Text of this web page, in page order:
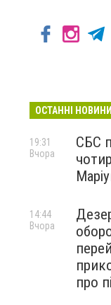
ОСТАННІ НОВИНИ
СБС
19:31
Вчора
про
14:44
Вчора